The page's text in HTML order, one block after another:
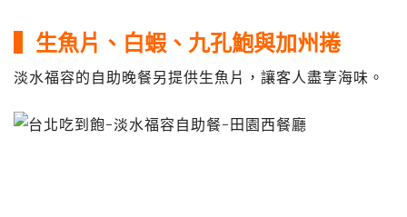
▍生魚片、白蝦、九孔鮑與加州捲
淡水福容的自助晚餐另提供生魚片，讓客人盡享海味。